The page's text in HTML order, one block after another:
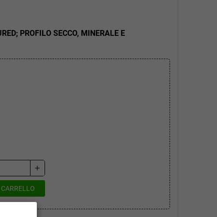
PROFILO SECCO, MINERALE E
add